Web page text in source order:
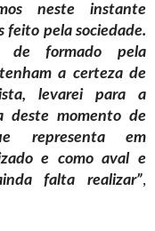
neste instante
feito pela sociedade.
de formado pela
a certeza de
levarei para a
deste momento de
representa em
e como aval e
falta realizar”,